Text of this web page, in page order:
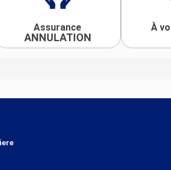
Assurance
ANNULATION
À